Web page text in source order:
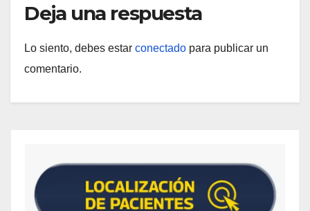
Deja una respuesta
Lo siento, debes estar conectado para publicar un
comentario.